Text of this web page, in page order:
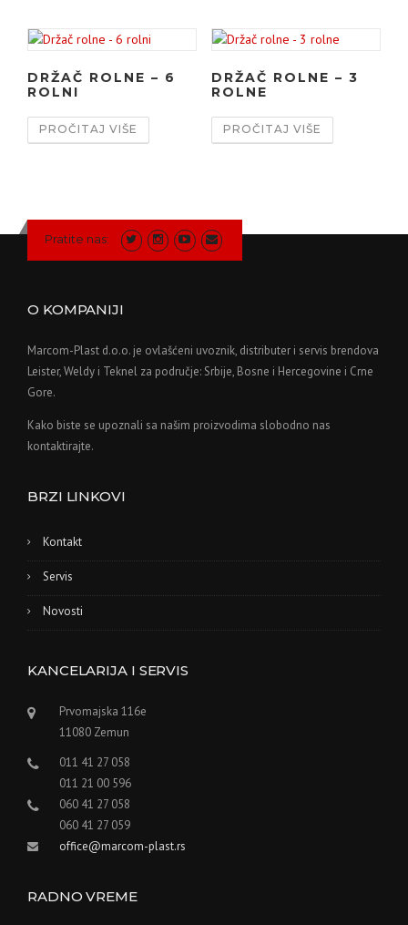
DRŽAČ ROLNE – 6
ROLNI
PROČITAJ VIŠE
DRŽAČ ROLNE – 3
ROLNE
PROČITAJ VIŠE
Pratite nas:
O KOMPANIJI
Marcom-Plast d.o.o. je ovlašćeni uvoznik, distributer i servis brendova
Leister, Weldy i Teknel za područje: Srbije, Bosne i Hercegovine i Crne
Gore.
Kako biste se upoznali sa našim proizvodima slobodno nas
kontaktirajte.
BRZI LINKOVI
Kontakt
Servis
Novosti
KANCELARIJA I SERVIS
Prvomajska 116e
11080 Zemun
011 41 27 058
011 21 00 596
060 41 27 058
060 41 27 059
office@marcom-plast.rs
RADNO VREME